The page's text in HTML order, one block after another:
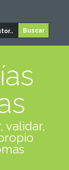
validar,